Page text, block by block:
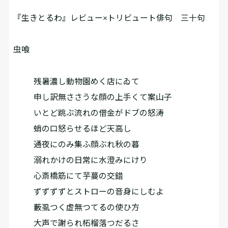
『生きとるわ』レビュー×トリビュート俳句 三十句
虫喰
残暑濃し動物園めく店にゐて
申し訳無ささうな顔の上手くて案山子
いとど跳ぶ流れの借金がドブの怒涛
蛸の口怒らせるほど天高し
通夜にのみ集ふ顔ぶれ秋の暮
溺れかけの日常に水澄みにけり
心斎橋筋にて芋蔓の交錯
ずずずずとストローの音身にしむよ
藪虱つく虚無つてるの使ひ方
大声で謝られ柘榴落つだるさ